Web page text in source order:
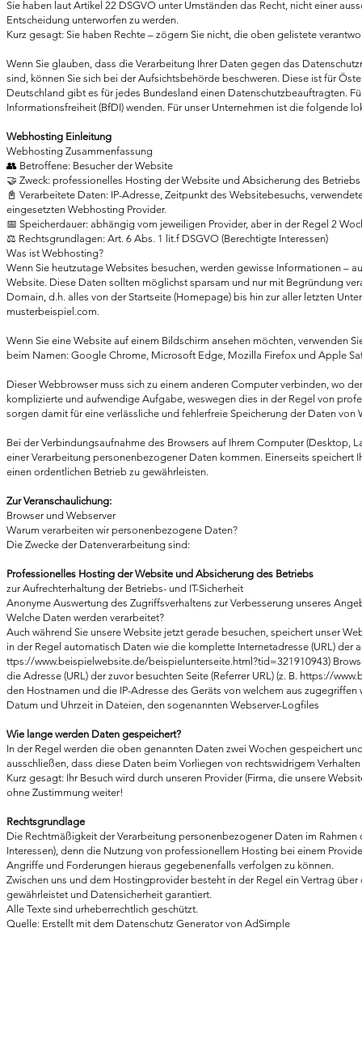
Sie haben laut Artikel 22 DSGVO unter Umständen das Recht, nicht einer
Entscheidung unterworfen zu werden.
Kurz gesagt: Sie haben Rechte – zögern Sie nicht, die oben gelistete
Wenn Sie glauben, dass die Verarbeitung Ihrer Daten gegen das
sind, können Sie sich bei der Aufsichtsbehörde beschweren. Diese ist für
Deutschland gibt es für jedes Bundesland einen Datenschutzbeauftragten.
Informationsfreiheit (BfDI) wenden. Für unser Unternehmen ist die folgende
Webhosting Einleitung
Webhosting Zusammenfassung
👥 Betroffene: Besucher der Website
🤝 Zweck: professionelles Hosting der Website und Absicherung des Betriebs
📓 Verarbeitete Daten: IP-Adresse, Zeitpunkt des Websitebesuchs,
eingesetzten Webhosting Provider.
📅 Speicherdauer: abhängig vom jeweiligen Provider, aber in der Regel 2
⚖️ Rechtsgrundlagen: Art. 6 Abs. 1 lit.f DSGVO (Berechtigte Interessen)
Was ist Webhosting?
Wenn Sie heutzutage Websites besuchen, werden gewisse Informationen –
Website. Diese Daten sollten möglichst sparsam und nur mit Begründung
Domain, d.h. alles von der Startseite (Homepage) bis hin zur aller letzten
musterbeispiel.com.
Wenn Sie eine Website auf einem Bildschirm ansehen möchten, verwenden
beim Namen: Google Chrome, Microsoft Edge, Mozilla Firefox und Apple
Dieser Webbrowser muss sich zu einem anderen Computer verbinden, wo
komplizierte und aufwendige Aufgabe, weswegen dies in der Regel von
sorgen damit für eine verlässliche und fehlerfreie Speicherung der Daten von
Bei der Verbindungsaufnahme des Browsers auf Ihrem Computer (Desktop,
einer Verarbeitung personenbezogener Daten kommen. Einerseits speichert
einen ordentlichen Betrieb zu gewährleisten.
Zur Veranschaulichung:
Browser und Webserver
Warum verarbeiten wir personenbezogene Daten?
Die Zwecke der Datenverarbeitung sind:
Professionelles Hosting der Website und Absicherung des Betriebs
zur Aufrechterhaltung der Betriebs- und IT-Sicherheit
Anonyme Auswertung des Zugriffsverhaltens zur Verbesserung unseres
Welche Daten werden verarbeitet?
Auch während Sie unsere Website jetzt gerade besuchen, speichert unser
in der Regel automatisch Daten wie die komplette Internetadresse (URL) der
ttps://www.beispielwebsite.de/beispielunterseite.html?tid=321910943)
die Adresse (URL) der zuvor besuchten Seite (Referrer URL) (z. B. https://
den Hostnamen und die IP-Adresse des Geräts von welchem aus zugegriffen
Datum und Uhrzeit in Dateien, den sogenannten Webserver-Logfiles
Wie lange werden Daten gespeichert?
In der Regel werden die oben genannten Daten zwei Wochen gespeichert
ausschließen, dass diese Daten beim Vorliegen von rechtswidrigem
Kurz gesagt: Ihr Besuch wird durch unseren Provider (Firma, die unsere
ohne Zustimmung weiter!
Rechtsgrundlage
Die Rechtmäßigkeit der Verarbeitung personenbezogener Daten im
Interessen), denn die Nutzung von professionellem Hosting bei einem
Angriffe und Forderungen hieraus gegebenenfalls verfolgen zu können.
Zwischen uns und dem Hostingprovider besteht in der Regel ein Vertrag
gewährleistet und Datensicherheit garantiert.
Alle Texte sind urheberrechtlich geschützt.
Quelle: Erstellt mit dem Datenschutz Generator von AdSimple